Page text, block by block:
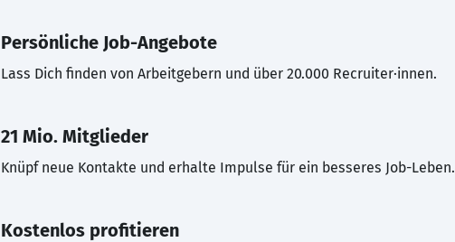
Persönliche Job-Angebote
Lass Dich finden von Arbeitgebern und über 20.000 Recruiter·innen.
21 Mio. Mitglieder
Knüpf neue Kontakte und erhalte Impulse für ein besseres Job-Leben.
Kostenlos profitieren